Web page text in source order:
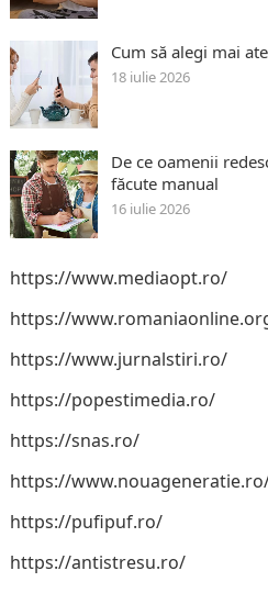
Cum să alegi mai
18 iulie 2026
De ce oamenii
făcute manual
16 iulie 2026
https://www.mediaopt.ro/
https://
https://www.jurnalstiri.ro/
https://popestimedia.ro/
https://snas.ro/
https://
https://pufipuf.ro/
https://antistresu.ro/